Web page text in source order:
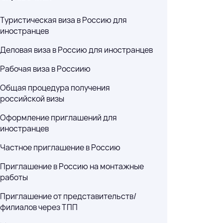
— без
оказывает
электронной
Туристическая виза в Россию для
иностранцев
Деловая виза в Россию для иностранцев
Рабочая виза в Россиию
Общая процедура получения
российской визы
Оформление приглашений для
иностранцев
Частное приглашение в Россию
Приглашение в Россию на монтажные
работы
Приглашение от представительств/
филиалов через ТПП